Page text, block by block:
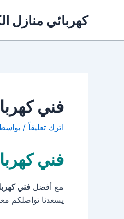
كهربائي منازل
فني كهربائي
اترك تعليقاً /
فني
مع أفضل فني
يسعدنا تواصلكم